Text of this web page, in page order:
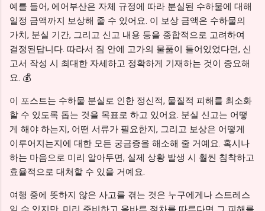
예를 들어, 에어부산은 자체 규정에 따라 분실된 수하물에 대해
일정 금액까지 보상해 줄 수 있어요. 이 보상 금액은 수하물의
가치, 분실 기간, 그리고 신고 내용 등을 종합적으로 고려하여
결정된답니다. 따라서 짐 안에 고가의 물품이 들어있었다면, 신
고서 작성 시 최대한 자세하고 정확하게 기재하는 것이 중요해
요. 💰
이 포스트는 수하물 분실로 인한 정신적, 물질적 피해를 최소화
할 수 있도록 돕는 것을 목표로 하고 있어요. 분실 신고는 어떻
게 해야 하는지, 어떤 서류가 필요한지, 그리고 보상은 어떻게
이루어지는지에 대한 모든 궁금증을 해소해 줄 거예요. 혹시나
하는 마음으로 미리 알아두면, 실제 상황 발생 시 훨씬 침착하고
효율적으로 대처할 수 있을 거예요.
여행 중에 뜻하지 않은 사고를 겪는 것은 누구에게나 스트레스